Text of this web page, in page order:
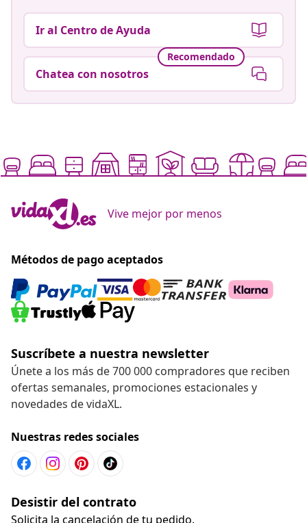
Ir al Centro de Ayuda
Recomendado
Chatea con nosotros
Vive mejor por menos
Métodos de pago aceptados
Suscríbete a nuestra newsletter
Únete a los más de 700 000 compradores que reciben
ofertas semanales, promociones estacionales y
novedades de vidaXL.
Nuestras redes sociales
Desistir del contrato
Solicita la cancelación de tu pedido.